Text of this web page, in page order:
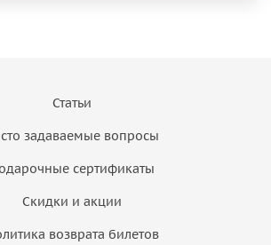
Статьи
задаваемые вопросы
сертификаты
Скидки и акции
возврата билетов